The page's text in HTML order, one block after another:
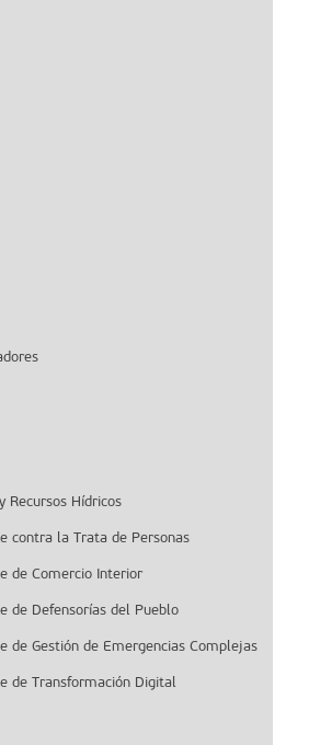
Recursos Hídricos
contra la Trata de Personas
de Comercio Interior
de Defensorías del Pueblo
de Gestión de Emergencias Complejas
de Transformación Digital